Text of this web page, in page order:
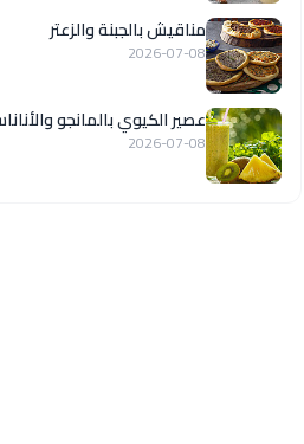
مناقيش بالجبنة والزعتر
2026-07-08
عصير الكيوي بالمانجو
2026-07-08